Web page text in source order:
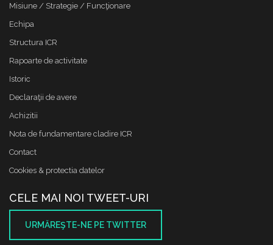
Misiune / Strategie / Funcţionare
Echipa
Structura ICR
Rapoarte de activitate
Istoric
Declaraţii de avere
Achizitii
Nota de fundamentare cladire ICR
Contact
Cookies & protectia datelor
CELE MAI NOI TWEET-URI
URMĂREŞTE-NE PE TWITTER